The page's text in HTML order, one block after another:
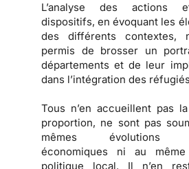
L’analyse des actions
dispositifs, en évoquant les
des différents contextes,
permis de brosser un
départementset de leur
dans l’intégration des réfugiés
Tous n’en accueillent pas
proportion, ne sont pas
mêmes évolutions
économiques ni au
politique local. Il n’en